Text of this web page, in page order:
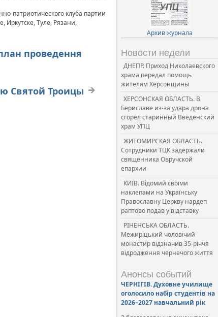
патриотического клуба партии
Иркутске, Туле, Рязани,
проведення
Святой Троицы
Архив журнала
Новости недели
ДНЕПР. Приход Николаевского
храма передал помощь
жителям Херсонщины
ХЕРСОНСКАЯ ОБЛАСТЬ. В
Бериславе из-за удара дрона
сгорел старинный Введенский
храм УПЦ
ЖИТОМИРСКАЯ ОБЛАСТЬ.
Сотрудники ТЦК задержали
священника Овручской
епархии
КИЇВ. Відомий своїми
наклепами на Українську
Православну Церкву нардеп
раптово подав у відставку
РІНЕНСЬКА ОБЛАСТЬ.
Межиріцький чоловічий
монастир відзначив 35-річчя
відродження чернечого життя
Анонсы событий
ЧЕРНІГІВ. Духовне училище
оголосило набір студентів на
2026–2027 навчальний рік